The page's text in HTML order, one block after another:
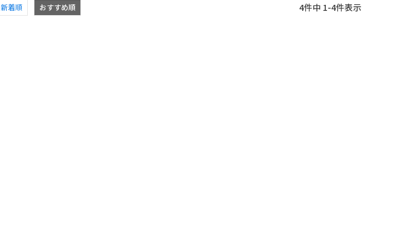
新着順 おすすめ順 4件中 1-4件表示